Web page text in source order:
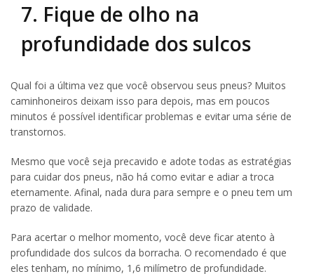
7. Fique de olho na
profundidade dos sulcos
Qual foi a última vez que você observou seus pneus? Muitos
caminhoneiros deixam isso para depois, mas em poucos
minutos é possível identificar problemas e evitar uma série de
transtornos.
Mesmo que você seja precavido e adote todas as estratégias
para cuidar dos pneus, não há como evitar e adiar a troca
eternamente. Afinal, nada dura para sempre e o pneu tem um
prazo de validade.
Para acertar o melhor momento, você deve ficar atento à
profundidade dos sulcos da borracha. O recomendado é que
eles tenham, no mínimo, 1,6 milímetro de profundidade.